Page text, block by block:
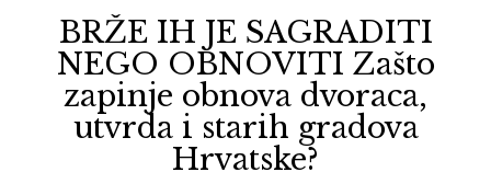
BRŽE IH JE SAGRADITI
NEGO OBNOVITI Zašto
zapinje obnova dvoraca,
utvrda i starih gradova
Hrvatske?